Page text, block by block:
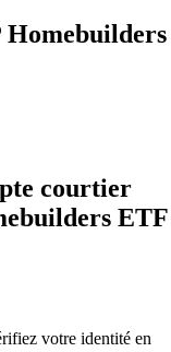
Homebuilders
courtier
ETF
votre identité en